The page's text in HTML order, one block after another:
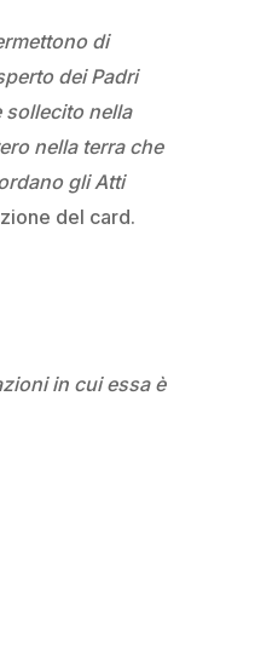
di
dei Padri
sollecito nella
nella terra che
gli Atti
del card.
in cui essa è